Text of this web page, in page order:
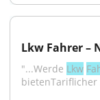
Lkw Fahrer –
"...Werde Lkw
bietenTariflicher